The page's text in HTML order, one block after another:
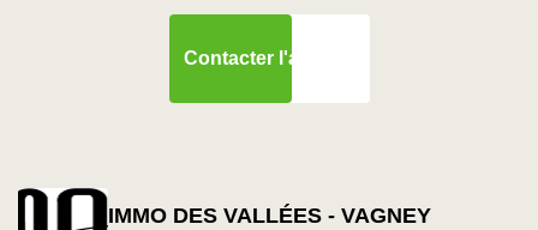
Contacter l'agence
IMMO DES VALLÉES - VAGNEY